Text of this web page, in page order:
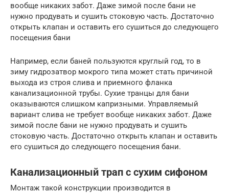
вообще никаких забот. Даже зимой после бани не
нужно продувать и сушить стоковую часть. Достаточно
открыть клапан и оставить его сушиться до следующего
посещения бани
Например, если баней пользуются круглый год, то в
зиму гидрозатвор мокрого типа может стать причиной
выхода из строя слива и приемного фланка
канализационной трубы. Сухие транцы для бани
оказываются слишком капризными. Управляемый
вариант слива не требует вообще никаких забот. Даже
зимой после бани не нужно продувать и сушить
стоковую часть. Достаточно открыть клапан и оставить
его сушиться до следующего посещения бани.
Канализационный трап с сухим сифоном
Монтаж такой конструкции производится в